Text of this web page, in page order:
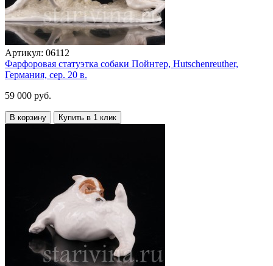
Артикул: 06112
Фарфоровая статуэтка собаки Пойнтер, Hutschenreuther,
Германия, сер. 20 в.
59 000 руб.
В корзину Купить в 1 клик